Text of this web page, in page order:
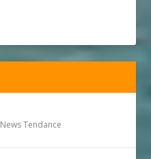
News Tendance